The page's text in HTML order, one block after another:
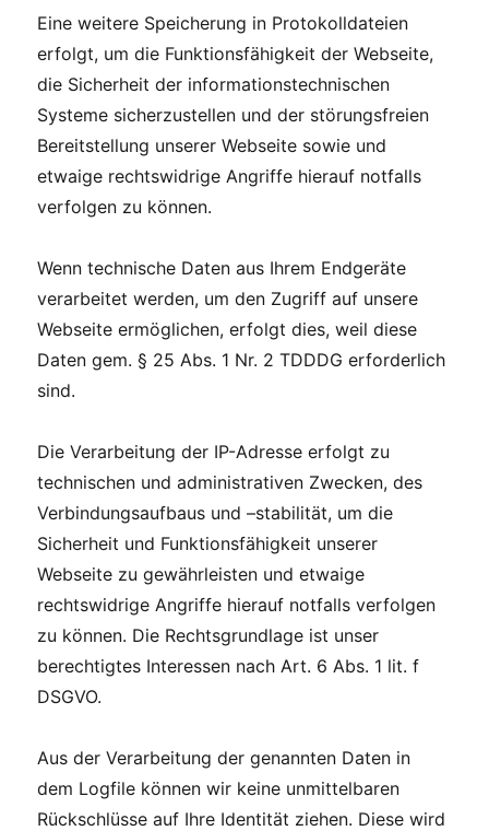
Eine weitere Speicherung in Protokolldateien
erfolgt, um die Funktionsfähigkeit der Webseite,
die Sicherheit der informationstechnischen
Systeme sicherzustellen und der störungsfreien
Bereitstellung unserer Webseite sowie und
etwaige rechtswidrige Angriffe hierauf notfalls
verfolgen zu können.
Wenn technische Daten aus Ihrem Endgeräte
verarbeitet werden, um den Zugriff auf unsere
Webseite ermöglichen, erfolgt dies, weil diese
Daten gem. § 25 Abs. 1 Nr. 2 TDDDG erforderlich
sind.
Die Verarbeitung der IP-Adresse erfolgt zu
technischen und administrativen Zwecken, des
Verbindungsaufbaus und –stabilität, um die
Sicherheit und Funktionsfähigkeit unserer
Webseite zu gewährleisten und etwaige
rechtswidrige Angriffe hierauf notfalls verfolgen
zu können. Die Rechtsgrundlage ist unser
berechtigtes Interessen nach Art. 6 Abs. 1 lit. f
DSGVO.
Aus der Verarbeitung der genannten Daten in
dem Logfile können wir keine unmittelbaren
Rückschlüsse auf Ihre Identität ziehen. Diese wird